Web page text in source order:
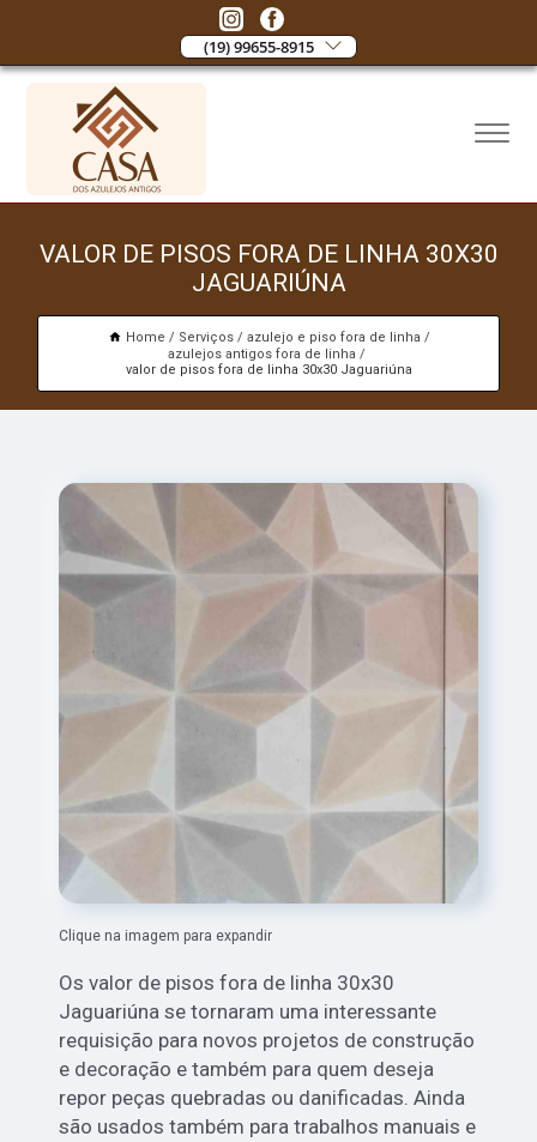
(19) 99655-8915
VALOR DE PISOS FORA DE LINHA 30X30
JAGUARIÚNA
Home Serviços
azulejo e piso fora de linha
azulejos antigos fora de linha
valor de pisos fora de linha 30x30 Jaguariúna
Clique na imagem para expandir
Os valor de pisos fora de linha 30x30
Jaguariúna se tornaram uma interessante
requisição para novos projetos de construção
e decoração e também para quem deseja
repor peças quebradas ou danificadas. Ainda
são usados também para trabalhos manuais e